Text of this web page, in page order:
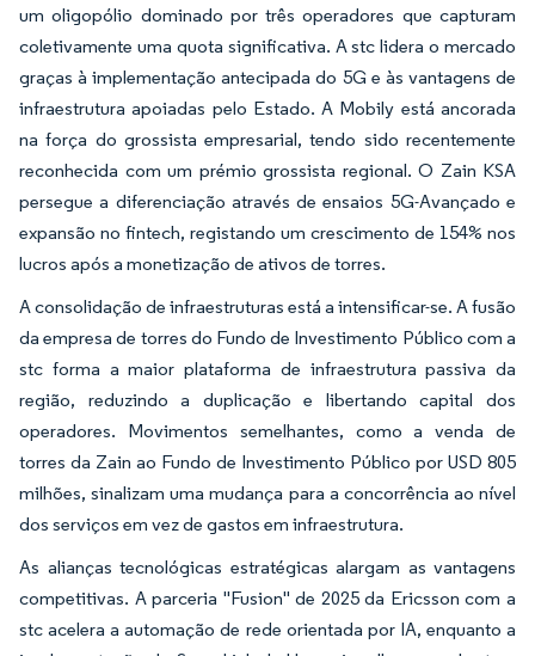
um oligopólio dominado por três operadores que capturam
coletivamente uma quota significativa. A stc lidera o mercado
graças à implementação antecipada do 5G e às vantagens de
infraestrutura apoiadas pelo Estado. A Mobily está ancorada
na força do grossista empresarial, tendo sido recentemente
reconhecida com um prémio grossista regional. O Zain KSA
persegue a diferenciação através de ensaios 5G-Avançado e
expansão no fintech, registando um crescimento de 154% nos
lucros após a monetização de ativos de torres.
A consolidação de infraestruturas está a intensificar-se. A fusão
da empresa de torres do Fundo de Investimento Público com a
stc forma a maior plataforma de infraestrutura passiva da
região, reduzindo a duplicação e libertando capital dos
operadores. Movimentos semelhantes, como a venda de
torres da Zain ao Fundo de Investimento Público por USD 805
milhões, sinalizam uma mudança para a concorrência ao nível
dos serviços em vez de gastos em infraestrutura.
As alianças tecnológicas estratégicas alargam as vantagens
competitivas. A parceria "Fusion" de 2025 da Ericsson com a
stc acelera a automação de rede orientada por IA, enquanto a